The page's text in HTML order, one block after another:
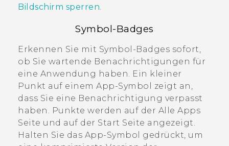
Bildschirm sperren
Symbol-Badges
Erkennen Sie mit Symbol-Badges sofort,
ob Sie wartende Benachrichtigungen für
eine Anwendung haben. Ein kleiner
Punkt auf einem App-Symbol zeigt an,
dass Sie eine Benachrichtigung verpasst
haben. Punkte werden auf der Alle Apps
Seite und auf der Start Seite angezeigt.
Halten Sie das App-Symbol gedrückt, um